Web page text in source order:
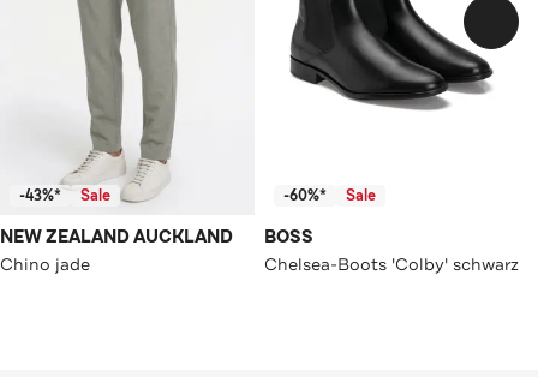
-43%* Sale
NEW ZEALAND AUCKLAND
Chino jade
-60%* Sale
BOSS
Chelsea-Boots 'Colby' schwarz